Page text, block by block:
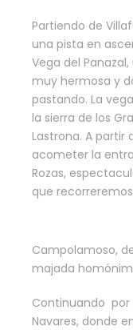
Partiendo de
una pista en
Vega del
muy hermosa y
pastando. La
la sierra de los
Lastrona. A partir
acometer la
Rozas,
que
Campolamoso,
majada
Continuando por
Navares, donde